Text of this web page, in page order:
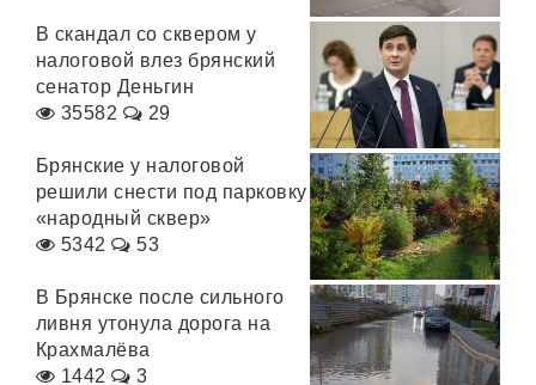
В скандал со сквером у
налоговой влез брянский
сенатор Деньгин
35582
29
Брянские у налоговой
решили снести под парковку
«народный сквер»
5342
53
В Брянске после сильного
ливня утонула дорога на
Крахмалёва
1442
3